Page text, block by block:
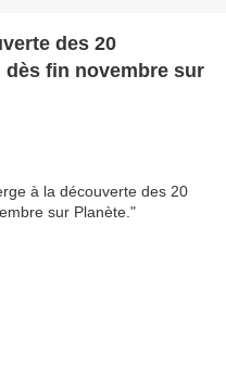
des 20
fin novembre sur